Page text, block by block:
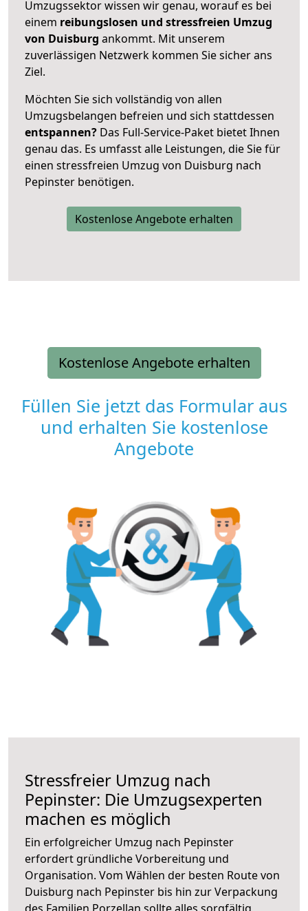
Umzugssektor wissen wir genau, worauf es bei
einem reibungslosen und stressfreien Umzug
von Duisburg ankommt. Mit unserem
zuverlässigen Netzwerk kommen Sie sicher ans
Ziel.
Möchten Sie sich vollständig von allen
Umzugsbelangen befreien und sich stattdessen
entspannen? Das Full-Service-Paket bietet Ihnen
genau das. Es umfasst alle Leistungen, die Sie für
einen stressfreien Umzug von Duisburg nach
Pepinster benötigen.
Kostenlose Angebote erhalten
Kostenlose Angebote erhalten
Füllen Sie jetzt das Formular aus
und erhalten Sie kostenlose
Angebote
Stressfreier Umzug nach
Pepinster: Die Umzugsexperten
machen es möglich
Ein erfolgreicher Umzug nach Pepinster
erfordert gründliche Vorbereitung und
Organisation. Vom Wählen der besten Route von
Duisburg nach Pepinster bis hin zur Verpackung